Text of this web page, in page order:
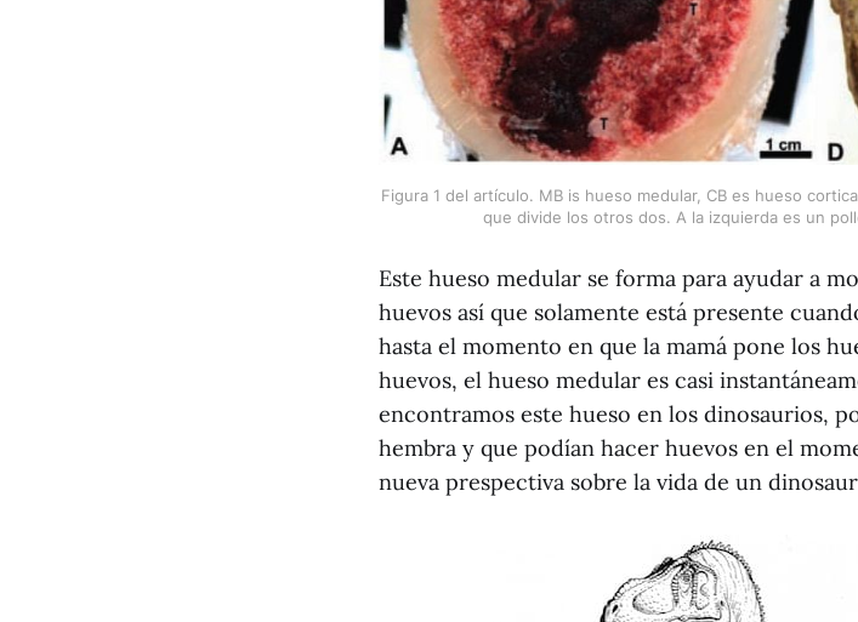
Figura 1 del artículo. MB is hueso medular, CB es hueso
que divide los otros dos. A la izquierda es un
Este hueso medular se forma para ayudar a
huevos así que solamente está presente
hasta el momento en que la mamá pone los
huevos, el hueso medular es casi
encontramos este hueso en los dinosaurios,
hembra y que podían hacer huevos en el
nueva prespectiva sobre la vida de un